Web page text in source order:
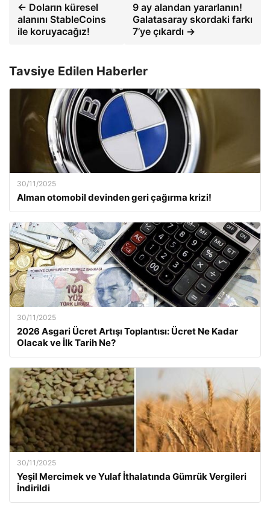
← Doların küresel
alanını StableCoins
ile koruyacağız!
9 ay alandan yararlanın!
Galatasaray skordaki farkı
7’ye çıkardı →
Tavsiye Edilen Haberler
30/11/2025
Alman otomobil devinden geri çağırma krizi!
30/11/2025
2026 Asgari Ücret Artışı Toplantısı: Ücret Ne Kadar
Olacak ve İlk Tarih Ne?
30/11/2025
Yeşil Mercimek ve Yulaf İthalatında Gümrük Vergileri
İndirildi